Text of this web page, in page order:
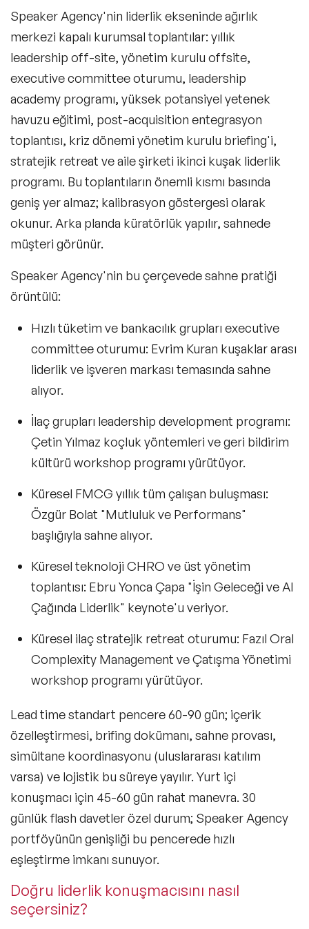
Speaker Agency'nin liderlik ekseninde ağırlık
merkezi kapalı kurumsal toplantılar: yıllık
leadership off-site, yönetim kurulu offsite,
executive committee oturumu, leadership
academy programı, yüksek potansiyel yetenek
havuzu eğitimi, post-acquisition entegrasyon
toplantısı, kriz dönemi yönetim kurulu briefing'i,
stratejik retreat ve aile şirketi ikinci kuşak liderlik
programı. Bu toplantıların önemli kısmı basında
geniş yer almaz; kalibrasyon göstergesi olarak
okunur. Arka planda küratörlük yapılır, sahnede
müşteri görünür.
Speaker Agency'nin bu çerçevede sahne pratiği
örüntülü:
Hızlı tüketim ve bankacılık grupları executive
committee oturumu: Evrim Kuran kuşaklar arası
liderlik ve işveren markası temasında sahne
alıyor.
İlaç grupları leadership development programı:
Çetin Yılmaz koçluk yöntemleri ve geri bildirim
kültürü workshop programı yürütüyor.
Küresel FMCG yıllık tüm çalışan buluşması:
Özgür Bolat "Mutluluk ve Performans"
başlığıyla sahne alıyor.
Küresel teknoloji CHRO ve üst yönetim
toplantısı: Ebru Yonca Çapa "İşin Geleceği ve AI
Çağında Liderlik" keynote'u veriyor.
Küresel ilaç stratejik retreat oturumu: Fazıl Oral
Complexity Management ve Çatışma Yönetimi
workshop programı yürütüyor.
Lead time standart pencere 60-90 gün; içerik
özelleştirmesi, brifing dokümanı, sahne provası,
simültane koordinasyonu (uluslararası katılım
varsa) ve lojistik bu süreye yayılır. Yurt içi
konuşmacı için 45-60 gün rahat manevra. 30
günlük flash davetler özel durum; Speaker Agency
portföyünün genişliği bu pencerede hızlı
eşleştirme imkanı sunuyor.
Doğru liderlik konuşmacısını nasıl
seçersiniz?